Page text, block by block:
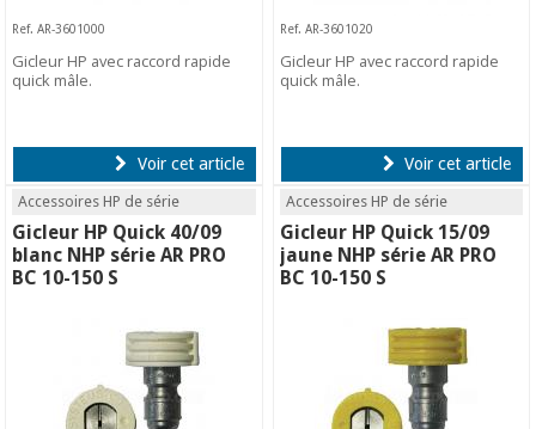
Ref. AR-3601000
Gicleur HP avec raccord rapide
quick mâle.
Voir cet article
Ref. AR-3601020
Gicleur HP avec raccord rapide
quick mâle.
Voir cet article
Accessoires HP de série
Gicleur HP Quick 40/09
blanc NHP série AR PRO
BC 10-150 S
Accessoires HP de série
Gicleur HP Quick 15/09
jaune NHP série AR PRO
BC 10-150 S